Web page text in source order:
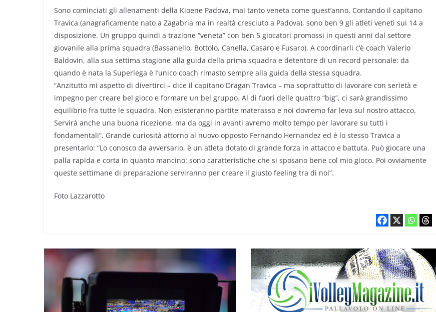
Sono cominciati gli allenamenti della Kioene Padova, mai tanto veneta come quest’anno. Contando il capitano
Travica (anagraficamente nato a Zagabria ma in realtà cresciuto a Padova), sono ben 9 gli atleti veneti sui 14 a
disposizione. Un gruppo quindi a trazione “veneta” con ben 5 giocatori promossi in questi anni dal settore
giovanile alla prima squadra (Bassanello, Bottolo, Canella, Casaro e Fusaro). A coordinarli c’è coach Valerio
Baldovin, alla sua settima stagione alla guida della prima squadra e detentore di un record personale: da
quando è nata la Superlega è l’unico coach rimasto sempre alla guida della stessa squadra.
“Anzitutto mi aspetto di divertirci – dice il capitano Dragan Travica – ma soprattutto di lavorare con serietà e
impegno per creare bel gioco e formare un bel gruppo. Al di fuori delle quattro “big”, ci sarà grandissimo
equilibrio fra tutte le squadra. Non esisteranno partite materasso e noi dovremo far leva sul nostro attacco.
Servirà anche una buona ricezione, ma da oggi in avanti avremo molto tempo per lavorare su tutti i
fondamentali”. Grande curiosità attorno al nuovo opposto Fernando Hernandez ed è lo stesso Travica a
presentarlo: “Lo conosco da avversario, è un atleta dotato di grande forza in attacco e battuta. Può giocare una
palla rapida e corta in quanto mancino: sono caratteristiche che si sposano bene col mio gioco. Poi ovviamente
queste settimane di preparazione serviranno per creare il giusto feeling tra di noi”.
Foto Lazzarotto